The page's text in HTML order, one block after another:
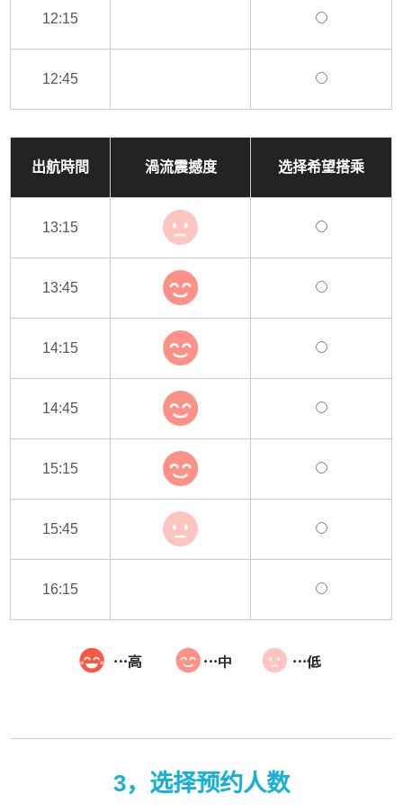
12:15
12:45
出航時間 渦流震撼度 选择希望搭乘
13:15
13:45
14:15
14:45
15:15
15:45
16:15
3，选择预约人数